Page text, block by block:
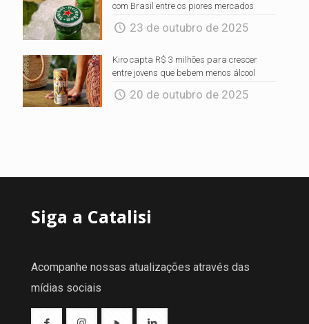
com Brasil entre os piores mercados
23 de outubro de 2025
Kiro capta R$ 3 milhões para crescer
entre jovens que bebem menos álcool
20 de outubro de 2025
Siga a Catalisi
Acompanhe nossas atualizações através das
mídias sociais